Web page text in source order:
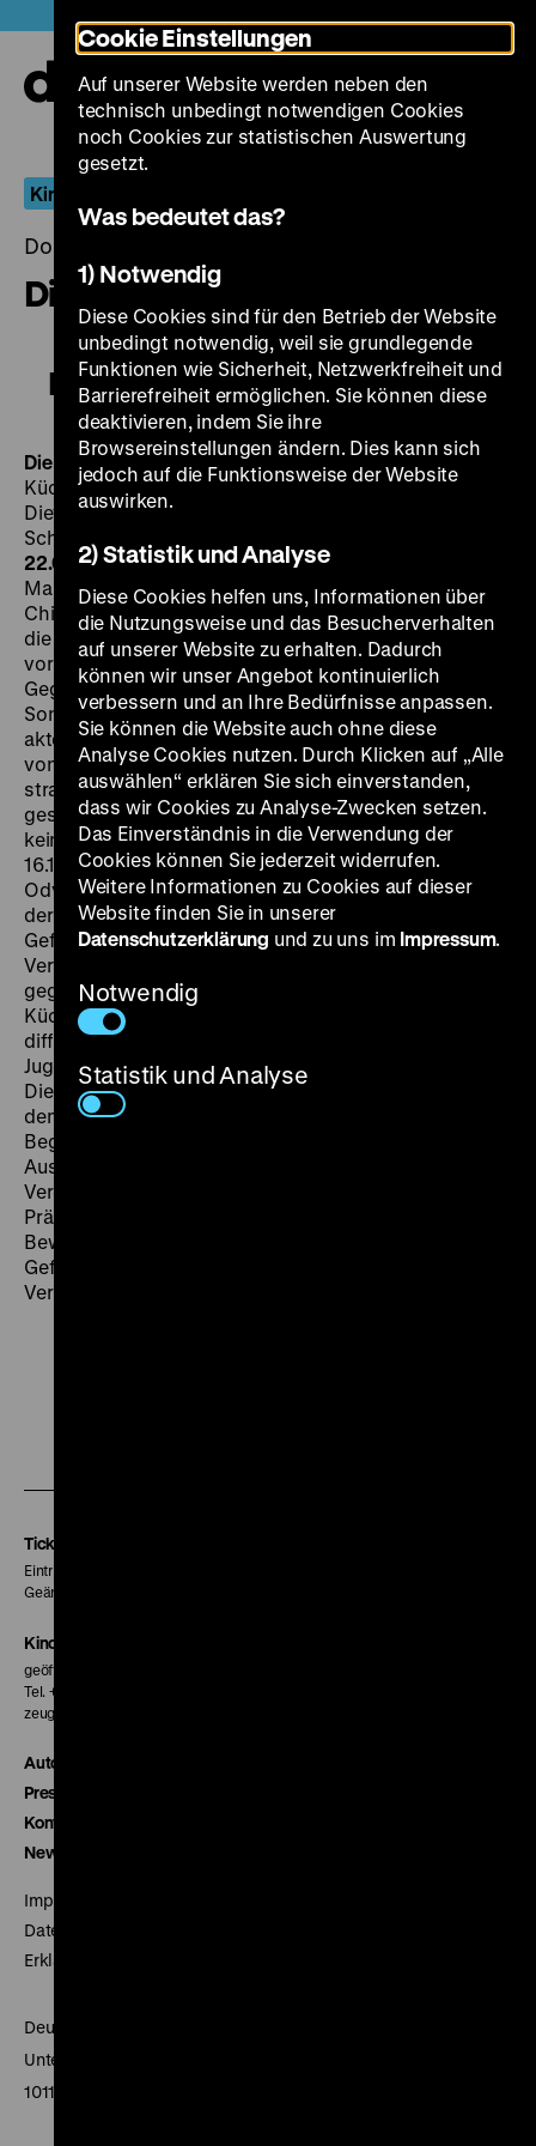
zum
Seiteninhalt
springen
Kinder-Spiele, Kinder-Blicke
Donnerstag, 22. März 2018, 19.00 - 00.00 Uhr
Die letzten Jahre der Kindheit
Die letzten Jahre der Kindheit
Die letzten Jahre der Kindheit BRD 1979, R/B: Norbert
Kückelmann, K: Jürgen Jürges, D: Gerhard Gundel,
Dieter Mustafoff, Karl Obermaier, Leopoldine
Schwankel, 105’
22.03. um 20 Uhr„Der Film erzählt die Geschichte von
Martin Sonntag, der in der Siedlung lebte, die sie Klein-
Chicago nennen, wo früher die Baracken standen. Wo
die Fernstraßen zwei Meter am Schlafzimmer
vorbeiführen, die Funkstreifen anders durch die
Gegend fahren und die Kinder schnell in
Sonderschulen gesteckt werden. Mit sieben ist er
aktenkundig, mit neun bricht er Automaten auf, und
von klein auf beginnt er zu laufen. Martin ist noch nicht
strafmündig, aber die Ämter haben ihn auf ihre Liste
gesetzt. Ein Kind ist tabu, aber ein Kind, das stört, ist
kein Kind mehr.“ (Stadtzeichnung für München,
16.11.1979)Die letzten Tage der Kindheitschildert die
Odyssee eines straffälligen Kindes durch Institutionen
der Verwahrung: Jugendstrafanstalt, Psychiatrie,
Gefängnis. Gedreht an Originalschauplätzen und mit
Vertretern der Institutionen, die vor der Kamera ihre
gegensätzlichen Positionen vertreten, zeichnet
Kückelmann, der selbst als Anwalt tätig war, ein
differenziertes Bild des Umgangs mit delinquenten
Jugendlichen in der Bundesrepublik der 1970er Jahre.
Die sensible Kameraarbeit von Jürgen Jürges verleiht
dem Freiheitsdrang des Kindes und seinen
Begrenzungen in Räumen und Landschaften
Ausdruck. Kückelmann setzt „der sprachlichen
Vereinnahmung durch Obrigkeiten die körperliche
Präsenz ihrer Figuren entgegen, Gesten, Blicke,
Bewegungen, also optische, filmische Signale, die das
Gefühl ansprechen und den Zuschauer zu ihren
Verbündeten machen.“ (
Tickets
Eintritt 5 €
Geänderte Preise sind im Programm vermerkt.
Kinokasse
geöffnet 30 Minuten vor Beginn der ersten Vorstellung
Tel. + 49 30 20304-770
zeughauskino@dhm.de
Autor*innen
Presse
Kontakt
Newsletter
Impressum
Datenschutz
Erklärung digitale Barrierefreiheit
Deutsches Historisches Museum
Unter den Linden 2
10117 Berlin
Cookie Einstellungen
Auf unserer Website werden neben den
technisch unbedingt notwendigen Cookies
noch Cookies zur statistischen Auswertung
gesetzt.
Was bedeutet das?
1) Notwendig
Diese Cookies sind für den Betrieb der Website
unbedingt notwendig, weil sie grundlegende
Funktionen wie Sicherheit, Netzwerkfreiheit und
Barrierefreiheit ermöglichen. Sie können diese
deaktivieren, indem Sie ihre
Browsereinstellungen ändern. Dies kann sich
jedoch auf die Funktionsweise der Website
auswirken.
2) Statistik und Analyse
Diese Cookies helfen uns, Informationen über
die Nutzungsweise und das Besucherverhalten
auf unserer Website zu erhalten. Dadurch
können wir unser Angebot kontinuierlich
verbessern und an Ihre Bedürfnisse anpassen.
Sie können die Website auch ohne diese
Analyse Cookies nutzen. Durch Klicken auf „Alle
auswählen“ erklären Sie sich einverstanden,
dass wir Cookies zu Analyse-Zwecken setzen.
Das Einverständnis in die Verwendung der
Cookies können Sie jederzeit widerrufen.
Weitere Informationen zu Cookies auf dieser
Website finden Sie in unserer
Datenschutzerklärung und zu uns im Impressum.
Notwendig
Statistik und Analyse